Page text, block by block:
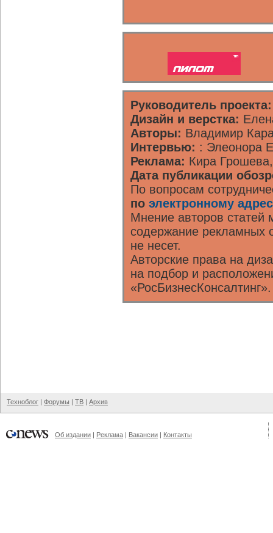
Руководитель проекта:
Дизайн и верстка:
Авторы: Владимир
Интервью: : Элеонора
Реклама: Кира
Дата публикации
По вопросам
по электронному
Мнение авторов статей
содержание рекламных
не несет.
Авторские права на
на подбор и
Техноблог | Форумы | ТВ | Архив
Об издании | Реклама | Вакансии | Контакты